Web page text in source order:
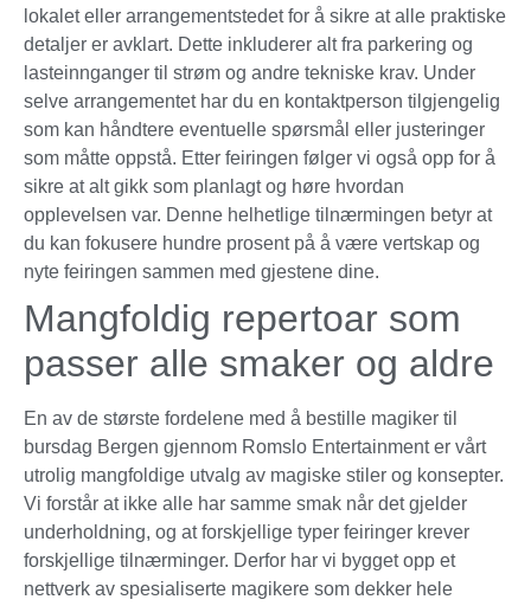
lokalet eller arrangementstedet for å sikre at alle praktiske
detaljer er avklart. Dette inkluderer alt fra parkering og
lasteinnganger til strøm og andre tekniske krav. Under
selve arrangementet har du en kontaktperson tilgjengelig
som kan håndtere eventuelle spørsmål eller justeringer
som måtte oppstå. Etter feiringen følger vi også opp for å
sikre at alt gikk som planlagt og høre hvordan
opplevelsen var. Denne helhetlige tilnærmingen betyr at
du kan fokusere hundre prosent på å være vertskap og
nyte feiringen sammen med gjestene dine.
Mangfoldig repertoar som
passer alle smaker og aldre
En av de største fordelene med å bestille magiker til
bursdag Bergen gjennom Romslo Entertainment er vårt
utrolig mangfoldige utvalg av magiske stiler og konsepter.
Vi forstår at ikke alle har samme smak når det gjelder
underholdning, og at forskjellige typer feiringer krever
forskjellige tilnærminger. Derfor har vi bygget opp et
nettverk av spesialiserte magikere som dekker hele